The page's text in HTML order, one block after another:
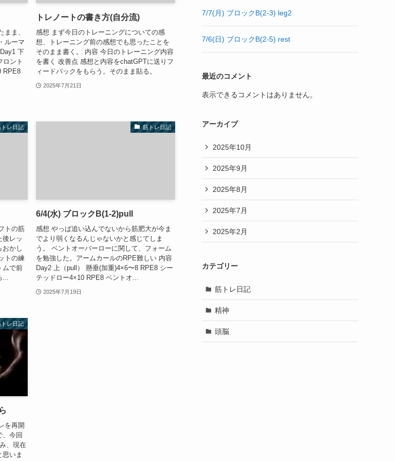
ま、
ルーマ
下
ロント
RPE8
トレノートの書き方(自分流)
感想 まず今日のトレーニングについての感
想、トレーニング前の感想でも思ったことを
そのまま書く。 内容 今日のトレーニング内容
を書く 改善点 感想と内容をchatGPTに送りフ
ィードバックをもらう。そのまま貼る。
2025年7月21日
トレ日記
トの筋
後レッ
おかし
トの練
ムで前
筋トレ日記
6/4(水) ブロックB(1-2)pull
感想 やっぱ追い込んでないから筋肥大が今ま
でより弱くなるんじゃないかと感じてしま
う。 ベントオーバーローに関して、フォーム
を勉強した。アームカールのRPE難しい 内容
Day2 上（pull） 懸垂(加重)4×6〜8 RPE8 シー
テッドロー4×10 RPE8 ベントオ...
2025年7月19日
トレ日記
を再開
、今回
、現在
いま
7/7(月) ブロックB(2-3) leg2
7/6(日) ブロックB(2-5) rest
最近のコメント
表示できるコメントはありません。
アーカイブ
2025年10月
2025年9月
2025年8月
2025年7月
2025年2月
カテゴリー
筋トレ日記
精神
頭脳